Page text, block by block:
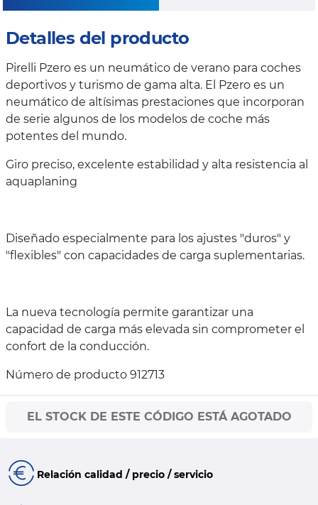
Detalles del producto
Pirelli Pzero es un neumático de verano para coches
deportivos y turismo de gama alta. El Pzero es un
neumático de altísimas prestaciones que incorporan
de serie algunos de los modelos de coche más
potentes del mundo.
Giro preciso, excelente estabilidad y alta resistencia al
aquaplaning
Diseñado especialmente para los ajustes "duros" y
"flexibles" con capacidades de carga suplementarias.
La nueva tecnología permite garantizar una
capacidad de carga más elevada sin comprometer el
confort de la conducción.
Número de producto 912713
EL STOCK DE ESTE CÓDIGO ESTÁ AGOTADO
Relación calidad / precio / servicio